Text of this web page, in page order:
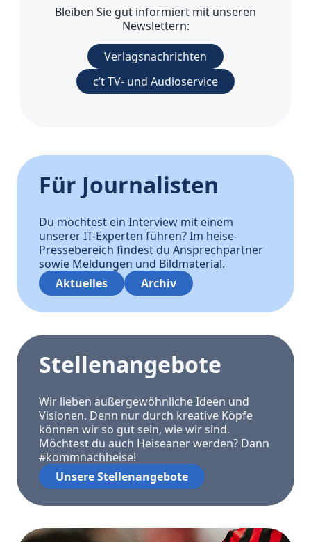
Bleiben Sie gut informiert mit unseren
Newslettern:
Verlagsnachrichten
c’t TV- und Audioservice
Für Journalisten
Du möchtest ein Interview mit einem
unserer IT-Experten führen? Im heise-
Pressebereich findest du Ansprechpartner
sowie Meldungen und Bildmaterial.
Aktuelles
Archiv
Stellenangebote
Wir lieben außergewöhnliche Ideen und
Visionen. Denn nur durch kreative Köpfe
können wir so gut sein, wie wir sind.
Möchtest du auch Heiseaner werden? Dann
#kommnachheise!
Unsere Stellenangebote